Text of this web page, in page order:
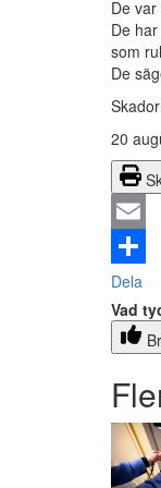
De
De
som
De
20
Email
Dela
Vad